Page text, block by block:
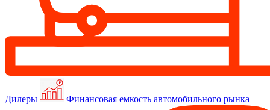
Дилеры Финансовая емкость автомобильного рынка